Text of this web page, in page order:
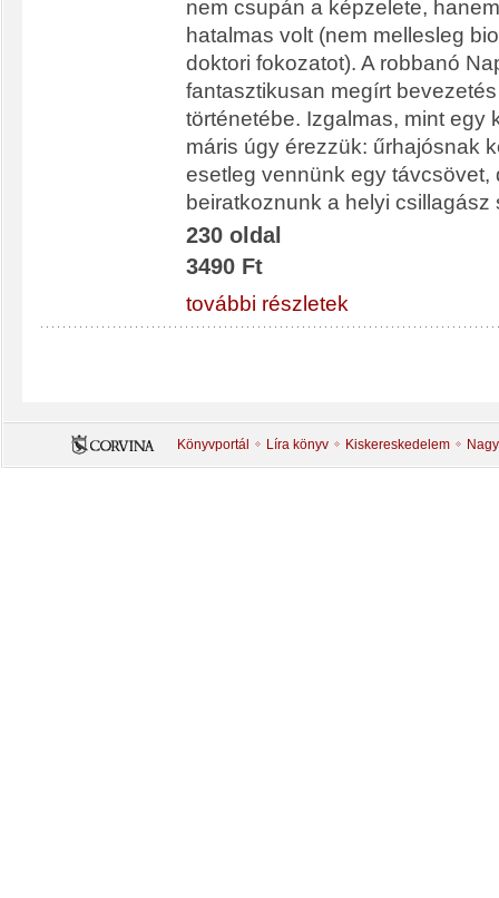
nem csupán a képzelete,
hatalmas volt (nem mellesleg
doktori fokozatot). A robbanó
fantasztikusan megírt
történetébe. Izgalmas, mint egy
máris úgy érezzük: űrhajósnak
esetleg vennünk egy távcsövet,
beiratkoznunk a helyi csillagász
230 oldal
3490 Ft
további részletek
Könyvportál Líra könyv Kiskereskedelem